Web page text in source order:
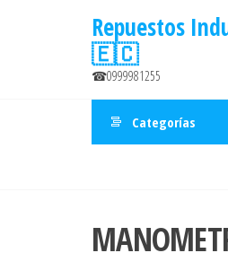
Repuestos
🇪🇨
☎0999981255
Categorías